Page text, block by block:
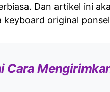
Dan artikel ini
keyboard original
Cara